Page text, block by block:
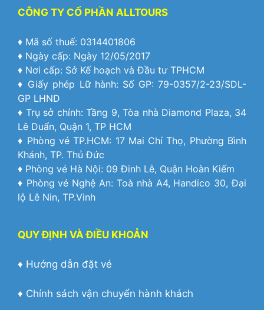
CÔNG TY CỔ PHẦN ALLTOURS
♦ Mã số thuế: 0314401806
♦ Ngày cấp: Ngày 12/05/2017
♦ Nơi cấp: Sở Kế hoạch và Đầu tư TPHCM
♦ Giấy phép Lữ hành: Số GP: 79-0357/2-23/SDL-
GP LHND
♦ Trụ sở chính: Tầng 9, Tòa nhà Diamond Plaza, 34
Lê Duẩn, Quận 1, TP HCM
♦ Phòng vé TP.HCM: 17 Mai Chí Thọ, Phường Bình
Khánh, TP. Thủ Đức
♦ Phòng vé Hà Nội: 09 Đinh Lễ, Quận Hoàn Kiếm
♦ Phòng vé Nghệ An: Toà nhà A4, Handico 30, Đại
lộ Lê Nin, TP.Vinh
QUY ĐỊNH VÀ ĐIỀU KHOẢN
♦ Hướng dẫn đặt vé
♦ Chính sách vận chuyển hành khách